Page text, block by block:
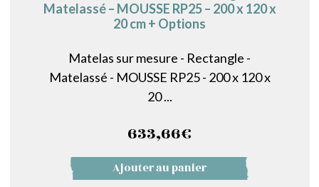
Matelassé – MOUSSE RP25 – 200 x 120 x
20 cm + Options
Matelas sur mesure - Rectangle -
Matelassé - MOUSSE RP25 - 200 x 120 x
20 ...
633,66€
Ajouter au panier